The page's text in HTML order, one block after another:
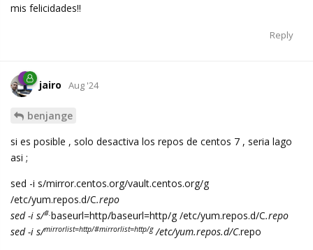
mis felicidades!!
Reply
jairo Aug '24
benjange
si es posible , solo desactiva los repos de centos 7 , seria lago
asi ;
sed -i s/mirror.centos.org/vault.centos.org/g
/etc/yum.repos.d/C.repo
sed -i s/#.baseurl=http/baseurl=http/g /etc/yum.repos.d/C.repo
sed -i s/mirrorlist=http/#mirrorlist=http/g/etc/yum.repos.d/C.repo